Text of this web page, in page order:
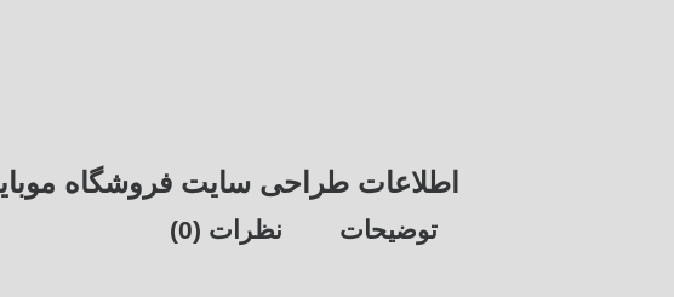
اطلاعات طراحی سایت فروشگاه
توضیحات نظرات (0)